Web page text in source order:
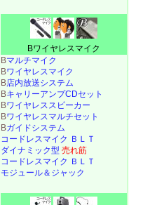
Bワイヤレスマイク
Bマルチマイク
Bワイヤレスマイク
B店内放送システム
BキャリーアンプCDセット
Bワイヤレススピーカー
Bワイヤレスマルチセット
Bガイドシステム
コードレスマイク ＢＬＴ
ダイナミック型 売れ筋
コードレスマイク ＢＬＴ
モジュール＆ジャック